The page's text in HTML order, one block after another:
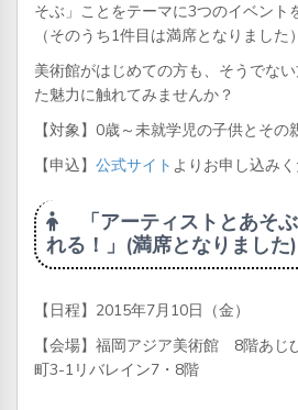
そぶ」ことをテーマに3つのイベント
（そのうち1件目は満席となりました）
美術館がはじめての方も、そうでな
た魅力に触れてみませんか？
【対象】0歳～未就学児の子供とその
【申込】 公式サイト よりお申し込み
「アーティストとあそ
れる！」(満席となりまし
【日程】2015年7月10日（金）
【会場】福岡アジア美術館 8階あ
町3-1リバレイン7・8階